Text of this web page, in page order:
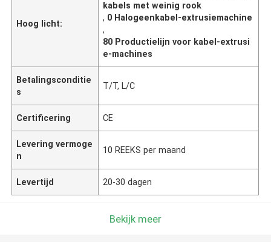
Hoog licht:
kabels met weinig rook
, 0 Halogeenkabel-extrusiemachine
,
80 Productielijn voor kabel-extrusi
e-machines
Betalingsconditie
s
T/T, L/C
Certificering CE
Levering vermoge
n
10 REEKS per maand
Levertijd 20-30 dagen
Bekijk meer